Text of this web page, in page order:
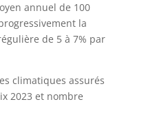
annuel de 100
la
de 5 à 7% par
climatiques assurés
2023 et nombre